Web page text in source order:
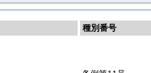
種別番号